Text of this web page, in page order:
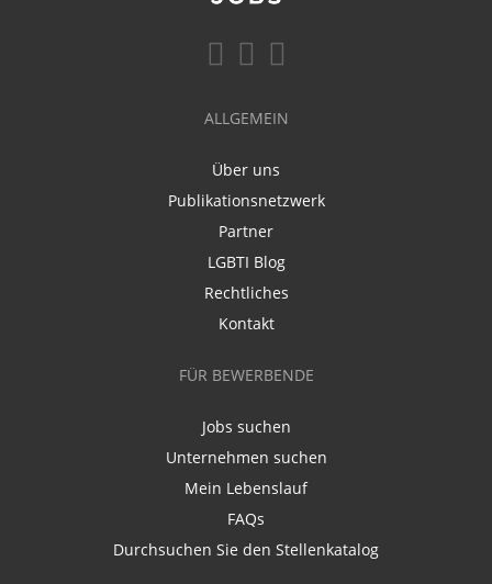
ALLGEMEIN
Über uns
Publikationsnetzwerk
Partner
LGBTI Blog
Rechtliches
Kontakt
FÜR BEWERBENDE
Jobs suchen
Unternehmen suchen
Mein Lebenslauf
FAQs
Durchsuchen Sie den Stellenkatalog